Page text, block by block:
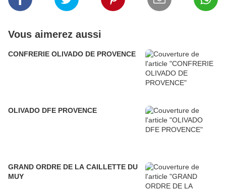
Vous aimerez aussi
CONFRERIE OLIVADO DE PROVENCE
OLIVADO DFE PROVENCE
GRAND ORDRE DE LA CAILLETTE DU
MUY